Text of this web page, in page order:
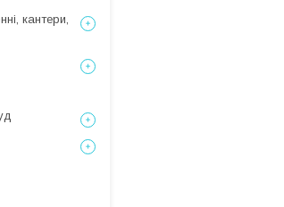
кантери,